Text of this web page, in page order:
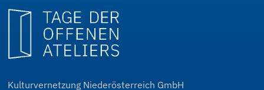
Kulturvernetzung Niederösterreich GmbH